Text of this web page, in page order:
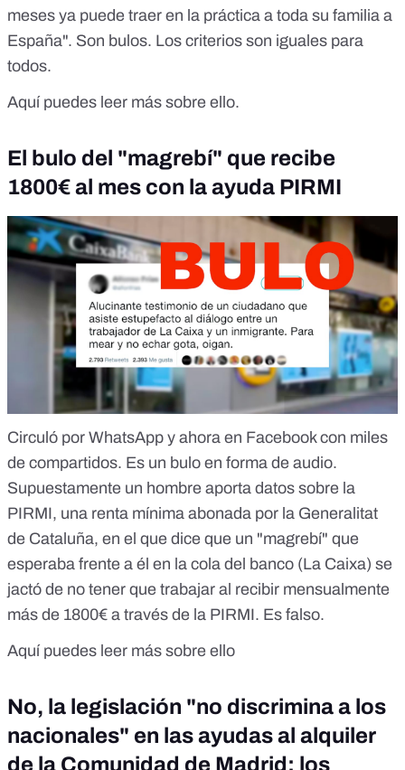
meses ya puede traer en la práctica a toda su familia a
España". Son bulos. Los criterios son iguales para
todos.
Aquí puedes leer más sobre ello.
El bulo del "magrebí" que recibe
1800€ al mes con la ayuda PIRMI
Circuló por WhatsApp y ahora en Facebook con miles
de compartidos. Es un bulo en forma de audio.
Supuestamente un hombre aporta datos sobre la
PIRMI, una renta mínima abonada por la Generalitat
de Cataluña, en el que dice que un "magrebí" que
esperaba frente a él en la cola del banco (La Caixa) se
jactó de no tener que trabajar al recibir mensualmente
más de 1800€ a través de la PIRMI. Es falso.
Aquí puedes leer más sobre ello
No, la legislación "no discrimina a los
nacionales" en las ayudas al alquiler
de la Comunidad de Madrid: los